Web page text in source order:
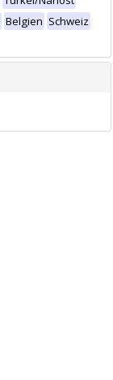
Belgien Schweiz